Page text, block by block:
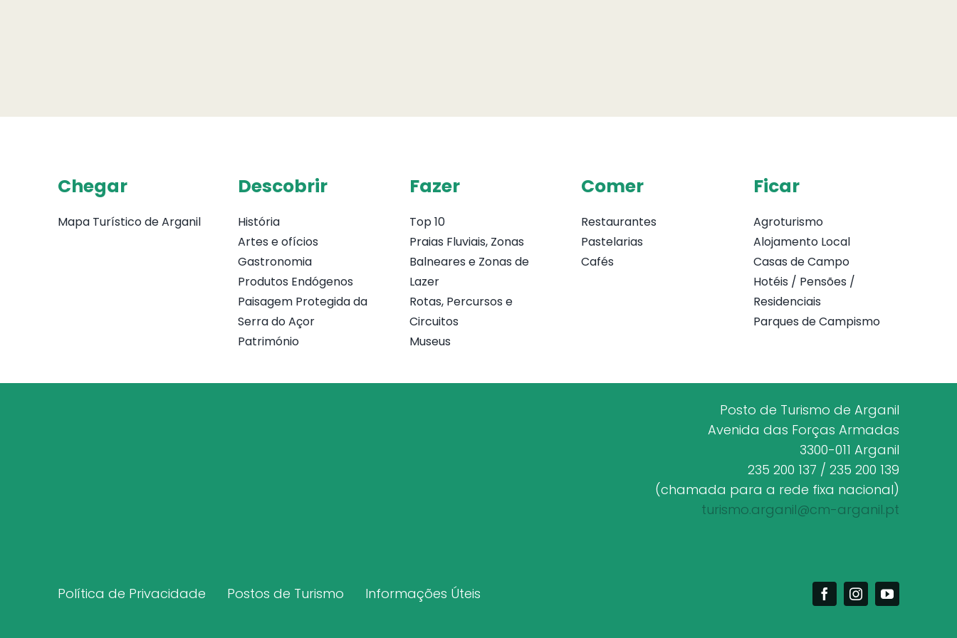
Chegar
Mapa Turístico de Arganil
Descobrir
História
Artes e ofícios
Gastronomia
Produtos Endógenos
Paisagem Protegida da
Serra do Açor
Património
Fazer
Top 10
Praias Fluviais, Zonas
Balneares e Zonas de
Lazer
Rotas, Percursos e
Circuitos
Museus
Comer
Restaurantes
Pastelarias
Cafés
Ficar
Agroturismo
Alojamento Local
Casas de Campo
Hotéis / Pensões /
Residenciais
Parques de Campismo
Posto de Turismo de Arganil
Avenida das Forças Armadas
3300-011 Arganil
235 200 137 / 235 200 139
(chamada para a rede fixa nacional)
turismo.arganil@cm-arganil.pt
Política de Privacidade Postos de Turismo Informações Úteis